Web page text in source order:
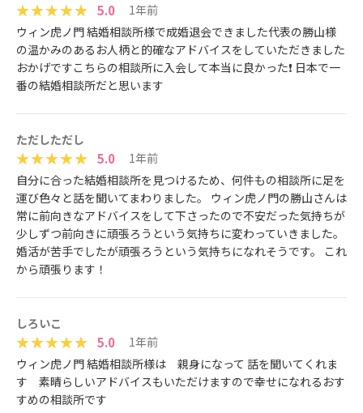
5.0
1年前
ウィン虎ノ門 結婚相談所様で成婚退会できました代表の勝山様
の温かみのあるお人柄と的確なアドバイスをしていただきました
おかげですこちらの相談所に入会して本当に良かった❗️ 日本で一
番の結婚相談所だと思います
ただしただし
5.0
1年前
自分に合った結婚相談所を見つけるため、何件もの相談所に足を
運び色々と話を聞いてまわりました。 ウィン虎ノ門の勝山さんは
常に前向きなアドバイスをして下さったので不安だった気持ちが
少しずつ前向きに頑張ろうという気持ちに変わっていきました。
婚活が苦手でしたが頑張ろうという気持ちになれそうです。 これ
から頑張ります！
しろいこ
5.0
1年前
ウィン虎ノ門 結婚相談所様は 親身になって 話を聞いてくれま
す 素晴らしいアドバイスもいただけますので幸せになれるおす
すめの相談所です